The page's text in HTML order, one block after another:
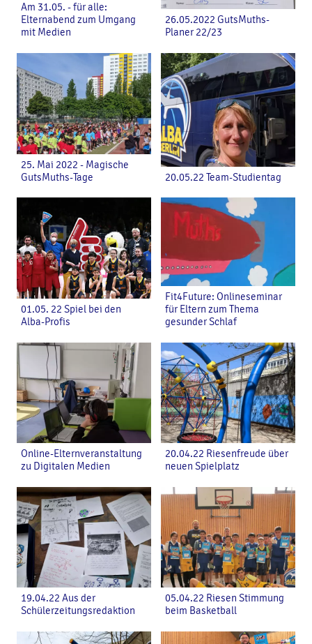
Am 31.05. - für alle:
Elternabend zum Umgang
mit Medien
26.05.2022 GutsMuths-
Planer 22/23
25. Mai 2022 - Magische
GutsMuths-Tage
20.05.22 Team-Studientag
01.05. 22 Spiel bei den
Alba-Profis
Fit4Future: Onlineseminar
für Eltern zum Thema
gesunder Schlaf
Online-Elternveranstaltung
zu Digitalen Medien
20.04.22 Riesenfreude über
neuen Spielplatz
19.04.22 Aus der
Schülerzeitungsredaktion
05.04.22 Riesen Stimmung
beim Basketball